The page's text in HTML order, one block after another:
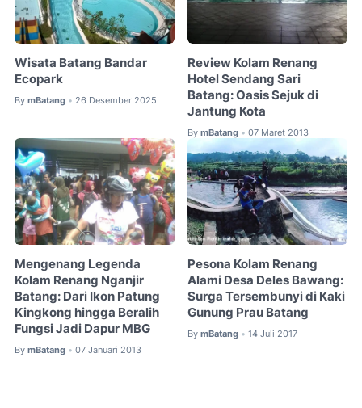
Wisata Batang Bandar
Ecopark
By mBatang • 26 Desember 2025
Review Kolam Renang
Hotel Sendang Sari
Batang: Oasis Sejuk di
Jantung Kota
By mBatang • 07 Maret 2013
Mengenang Legenda
Kolam Renang Nganjir
Batang: Dari Ikon Patung
Kingkong hingga Beralih
Fungsi Jadi Dapur MBG
By mBatang • 07 Januari 2013
Pesona Kolam Renang
Alami Desa Deles Bawang:
Surga Tersembunyi di Kaki
Gunung Prau Batang
By mBatang • 14 Juli 2017